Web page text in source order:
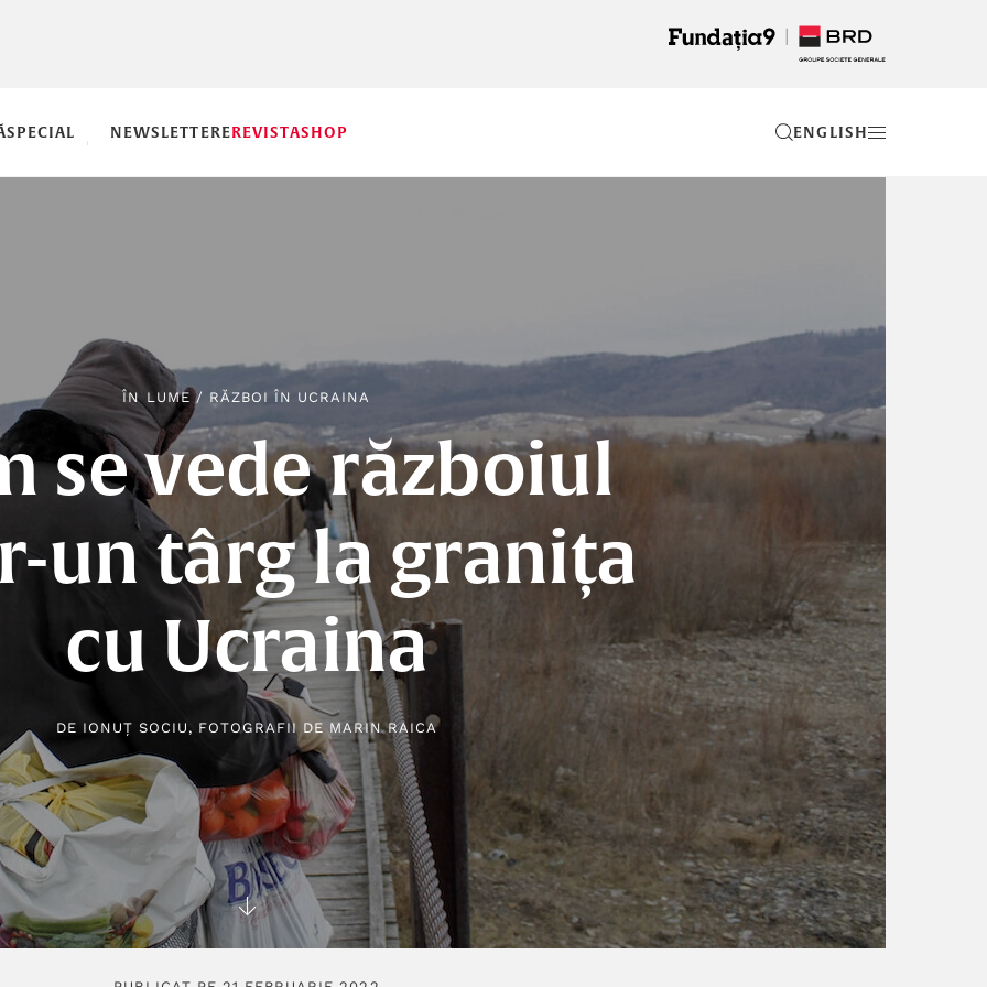
SPECIAL NEWSLETTEREREVISTASHOP EN
ÎN LUME / RĂZBOI ÎN UCRAINA
se vede războiul
un târg la granița
cu Ucraina
DE IONUȚ SOCIU , FOTOGRAFII DE MARIN RAICA